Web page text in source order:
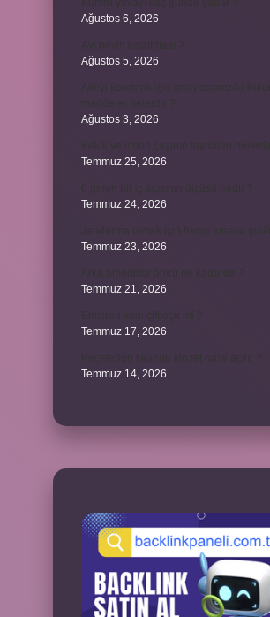
Ağustos 6, 2026
Ağustos 5, 2026
Ağustos 3, 2026
Temmuz 25, 2026
Temmuz 24, 2026
Temmuz 23, 2026
Temmuz 21, 2026
Temmuz 17, 2026
Temmuz 14, 2026